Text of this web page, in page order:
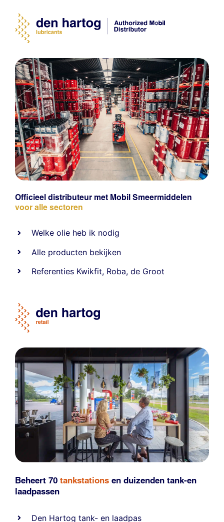
Officieel distributeur met Mobil Smeermiddelen
voor alle sectoren
Welke olie heb ik nodig
Alle producten bekijken
Referenties Kwikfit, Roba,de Groot
Beheert 70 tankstations en duizenden tank-en
laadpassen
Den Hartog tank- en laadpas